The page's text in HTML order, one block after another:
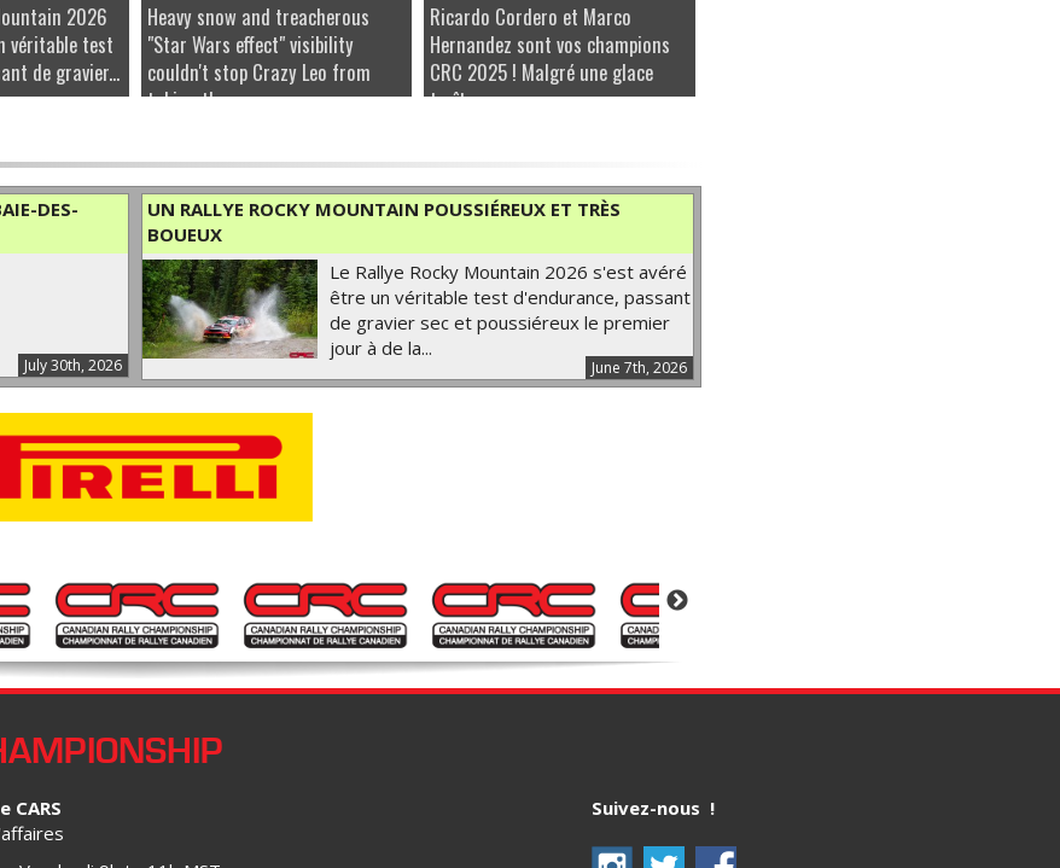
2026
véritable test
de gravier...
Heavy snow and treacherous
"Star Wars effect" visibility
couldn't stop Crazy Leo from
taking the...
Ricardo Cordero et Marco
Hernandez sont vos champions
CRC 2025 ! Malgré une glace
traîtresse...
DES-
July 30th, 2026
UN RALLYE ROCKY MOUNTAIN POUSSIÉREUX ET TRÈS
BOUEUX
June 7th, 2026
Le Rallye Rocky Mountain 2026 s'est avéré
être un véritable test d'endurance, passant
de gravier sec et poussiéreux le premier
jour à de la...
CARS
Suivez-nous !